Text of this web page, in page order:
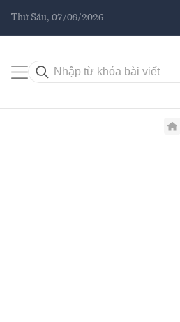
Thứ Sáu, 07/08/2026